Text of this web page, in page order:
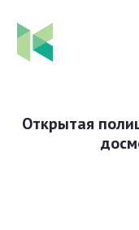
Открытая